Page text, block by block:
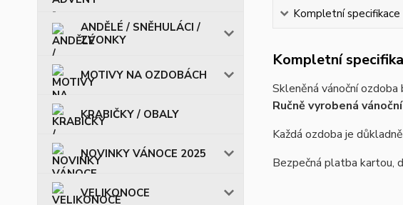
ANDĚLÉ / SNĚHULÁCI /
ZVONKY
MOTIVY NA OZDOBÁCH
KRABIČKY / OBALY
NOVINKY VÁNOCE 2025
VELIKONOCE
Kompletní specifikace
Kompletní
Skleněná vánoční
Ručně vyrobená
Každá ozdoba je
Bezpečná platba kartou,